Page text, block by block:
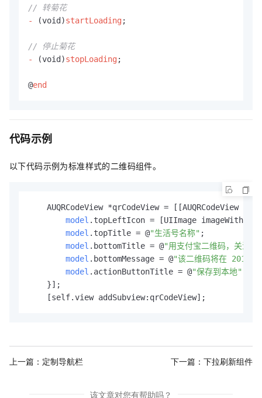
// 转菊花
-
(void)startLoading ;
// 停止菊花
-
(void)stopLoading ;
@end
代码示例
以下代码示例为标准样式的二维码组件。
AUQRCodeView *qrCodeView = [[AUQRCodeView
model .topLeftIcon = [UIImage
model .topTitle = @"生活号名称" ;
model .bottomTitle = @"用支付宝二维码，关注生
model .bottomMessage = @"该二维码将在 2017
model .actionButtonTitle = @"保存到本地"
    }];
    [self.view addSubview:qrCodeView];
上一篇： 定制导航栏 下一篇： 下拉刷新组件
该文章对您有帮助吗？